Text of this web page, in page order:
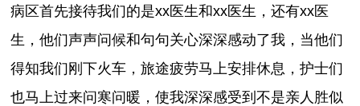
病区首先接待我们的是xx医生和xx医生，还有xx医
生，他们声声问候和句句关心深深感动了我，当他们
得知我们刚下火车，旅途疲劳马上安排休息，护士们
也马上过来问寒问暖，使我深深感受到不是亲人胜似